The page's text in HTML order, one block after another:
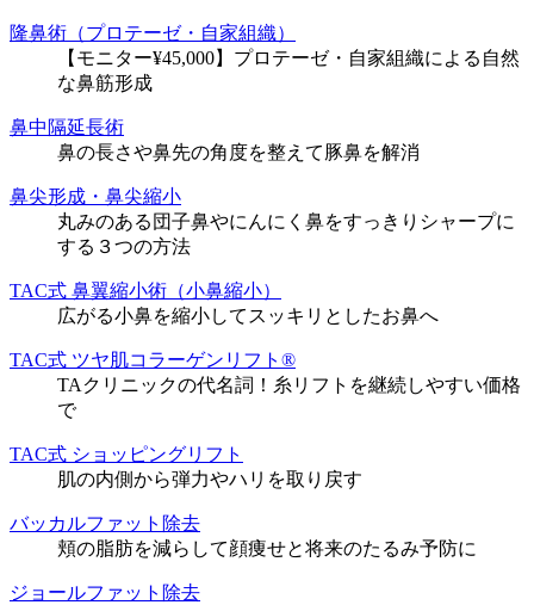
隆鼻術（プロテーゼ・自家組織）
【モニター¥45,000】プロテーゼ・自家組織による自然
な鼻筋形成
鼻中隔延長術
鼻の長さや鼻先の角度を整えて豚鼻を解消
鼻尖形成・鼻尖縮小
丸みのある団子鼻やにんにく鼻をすっきりシャープに
する３つの方法
TAC式 鼻翼縮小術（小鼻縮小）
広がる小鼻を縮小してスッキリとしたお鼻へ
TAC式 ツヤ肌コラーゲンリフト®
TAクリニックの代名詞！糸リフトを継続しやすい価格
で
TAC式 ショッピングリフト
肌の内側から弾力やハリを取り戻す
バッカルファット除去
頬の脂肪を減らして顔痩せと将来のたるみ予防に
ジョールファット除去